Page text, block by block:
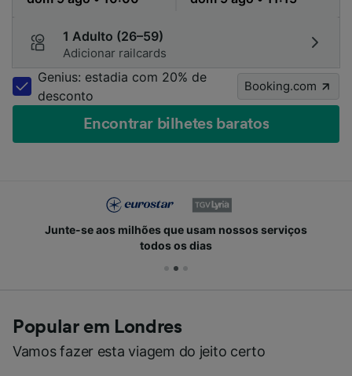
1 Adulto (26–59)
Adicionar railcards
Genius: estadia com 20% de
desconto
Booking.com
Encontrar bilhetes baratos
Junte-se aos milhões que usam nossos serviços
todos os dias
Popular em Londres
Vamos fazer esta viagem do jeito certo